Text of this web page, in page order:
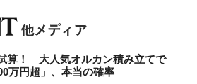
算！ 大人気オルカン積み立てで
万円超」、本当の確率